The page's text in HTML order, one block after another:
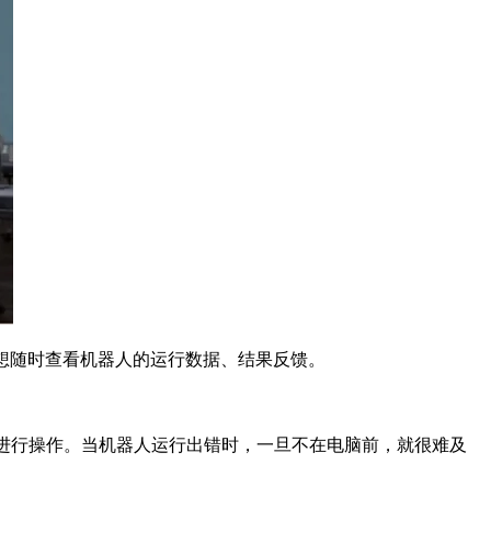
时查看机器人的运行数据、结果反馈。
操作。当机器人运行出错时，一旦不在电脑前，就很难及